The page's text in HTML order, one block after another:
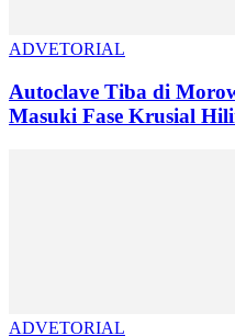
ADVETORIAL
Autoclave Tiba di
Masuki Fase Krusial
ADVETORIAL